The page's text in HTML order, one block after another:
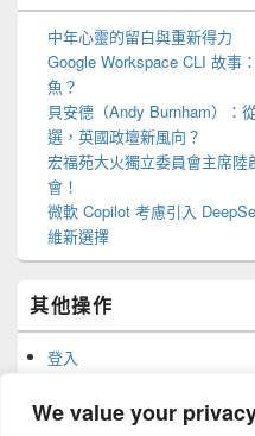
We value your
中年心靈的留白與重新得力
Google Workspace CLI 故事
魚？
貝安德（Andy Burnham）：
選，英國政壇新風向？
宏福苑大火獨立委員會主席
會！
微軟 Copilot 考慮引入
維新選擇
其他操作
登入
訂閱留言的資訊提供